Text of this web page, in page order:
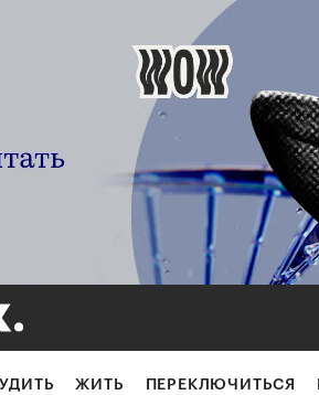
ЖИТЬ ПЕРЕКЛЮЧИТЬСЯ